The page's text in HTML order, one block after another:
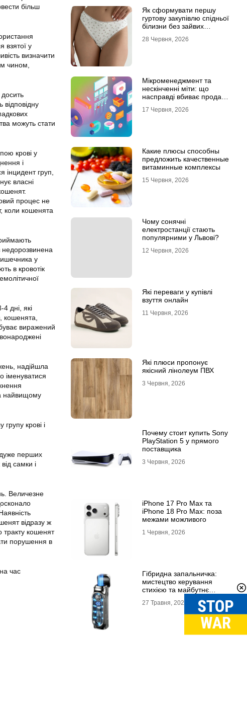
більш
взятої у
визначити
чином,
можуть стати
крові у
і
інцидент груп,
власні
процес не
коли кошенята
у
в кровотік
дні, які
кошенята,
виражений
надійшла
іменуватися
найвищому
крові і
дуже перших
самки і
Величезне
відразу ж
тракту кошенят
порушення в
час
Як сформувати першу
гуртову закупівлю спідньої
білизни без зайвих
28 Червня, 2026
Мікроменеджмент та
нескінченні міти: що
насправді вбиває продажі
17 Червня, 2026
Какие плюсы способны
предложить качественные
витаминные комплексы
15 Червня, 2026
Чому сонячні
електростанції стають
популярними у Львові?
12 Червня, 2026
Які переваги у купівлі
взуття онлайн
11 Червня, 2026
Які плюси пропонує
якісний лінолеум ПВХ
3 Червня, 2026
Почему стоит купить Sony
PlayStation 5 у прямого
поставщика
3 Червня, 2026
iPhone 17 Pro Max та
iPhone 18 Pro Max: поза
межами можливого
1 Червня, 2026
Гібридна запальничка:
мистецтво керування
стихією та майбутнє
27 Травня, 2026